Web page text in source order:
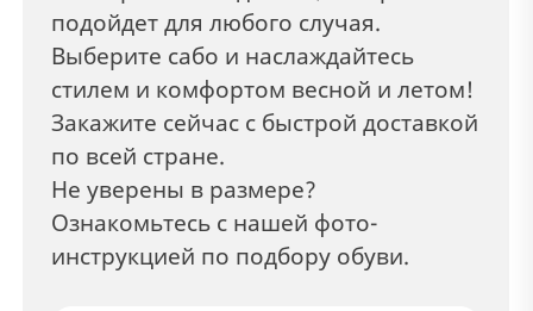
подойдет для любого случая.
Выберите сабо и наслаждайтесь
стилем и комфортом весной и летом!
Закажите сейчас с быстрой доставкой
по всей стране.
Не уверены в размере?
Ознакомьтесь с нашей фото-
инструкцией по подбору обуви.